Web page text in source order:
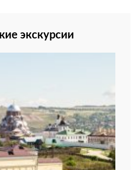
экскурсии